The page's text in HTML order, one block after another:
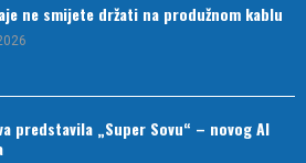
ne smijete držati na produžnom kablu
predstavila „Super Sovu“ – novog AI